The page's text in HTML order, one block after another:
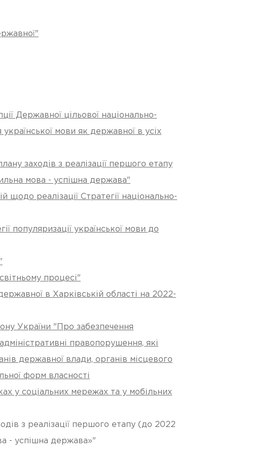
Державної цільової національно-
мови як державної в усіх
заходів з реалізації першого етапу
мова - успішна держава"
реалізації Стратегії національно-
популяризації української мови до
процесі"
в Харківській області на 2022-
України "Про забезпечення
правопорушення, які
державної влади, органів місцевого
форм власності
у соціальних мережах та у мобільних
з реалізації першого етапу (до 2022
- успішна держава»"